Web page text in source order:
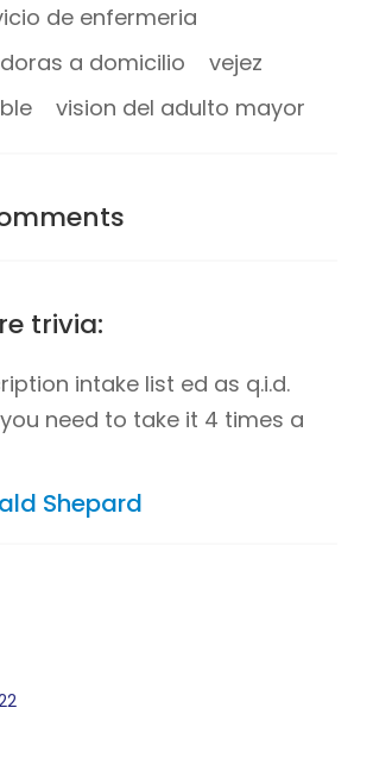
de enfermeria
a domicilio
vejez
vision del adulto mayor
trivia:
intake list ed as q.i.d.
need to take it 4 times a
Shepard